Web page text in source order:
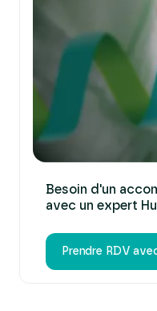
Besoin d'un
avec un expert
Prendre RDV